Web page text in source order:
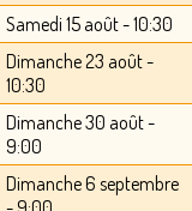
Samedi 15 août - 10:30
Dimanche 23 août -
10:30
Dimanche 30 août -
9:00
Dimanche 6 septembre